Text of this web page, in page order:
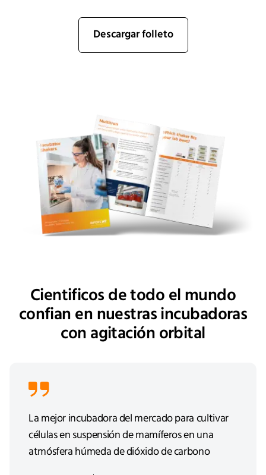
Descargar folleto
Cientificos de todo el mundo
confian en nuestras incubadoras
con agitación orbital
La mejor incubadora del mercado para cultivar
células en suspensión de mamíferos en una
atmósfera húmeda de dióxido de carbono